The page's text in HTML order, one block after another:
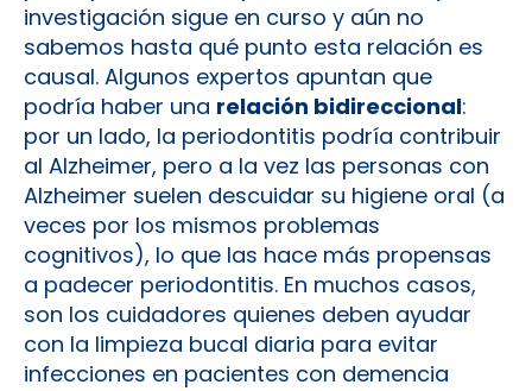
investigación sigue en curso y aún no
sabemos hasta qué punto esta relación es
causal. Algunos expertos apuntan que
podría haber una relación bidireccional:
por un lado, la periodontitis podría contribuir
al Alzheimer, pero a la vez las personas con
Alzheimer suelen descuidar su higiene oral (a
veces por los mismos problemas
cognitivos), lo que las hace más propensas
a padecer periodontitis​. En muchos casos,
son los cuidadores quienes deben ayudar
con la limpieza bucal diaria para evitar
infecciones en pacientes con demencia​